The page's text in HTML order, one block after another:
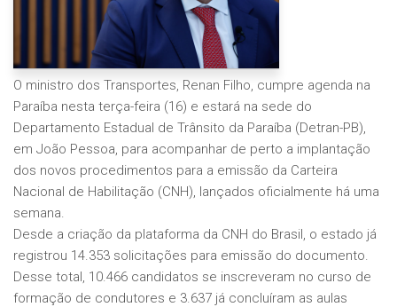
O ministro dos Transportes, Renan Filho, cumpre agenda na
Paraíba nesta terça-feira (16) e estará na sede do
Departamento Estadual de Trânsito da Paraíba (Detran-PB),
em João Pessoa, para acompanhar de perto a implantação
dos novos procedimentos para a emissão da Carteira
Nacional de Habilitação (CNH), lançados oficialmente há uma
semana.
Desde a criação da plataforma da CNH do Brasil, o estado já
registrou 14.353 solicitações para emissão do documento.
Desse total, 10.466 candidatos se inscreveram no curso de
formação de condutores e 3.637 já concluíram as aulas